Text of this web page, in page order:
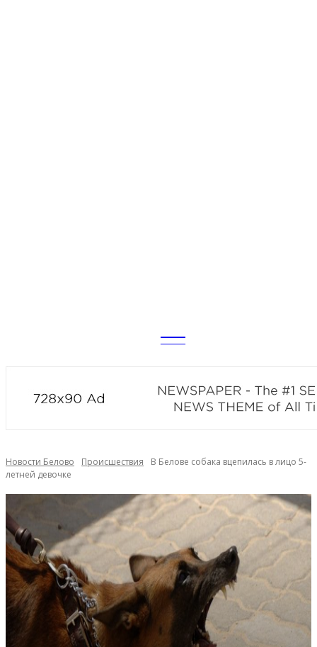
news
Новости Белово Происшествия
В Белове собака вцепилась в лицо 5-
летней девочке